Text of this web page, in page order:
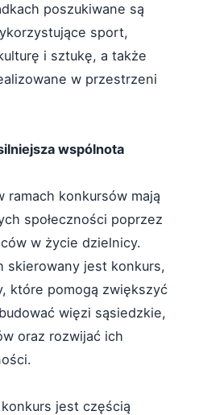
poszukiwane są
sport,
i sztukę, a także
w przestrzeni
wspólnota
ramach konkursów mają
społeczności poprzez
w życie dzielnicy.
skierowany jest konkurs,
które pomogą zwiększyć
więzi sąsiedzkie,
oraz rozwijać ich
jest częścią